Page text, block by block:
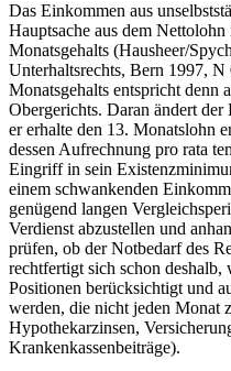
Das Einkommen aus
Hauptsache aus dem
Monatsgehalts (Hausheer/
Unterhaltsrechts, Bern 1997,
Monatsgehalts entspricht denn
Obergerichts. Daran ändert der
er erhalte den 13. Monatslohn
dessen Aufrechnung pro rata
Eingriff in sein
einem schwankenden
genügend langen
Verdienst abzustellen und
prüfen, ob der Notbedarf des
rechtfertigt sich schon
Positionen berücksichtigt und
werden, die nicht jeden Monat
Hypothekarzinsen,
Krankenkassenbeiträge).